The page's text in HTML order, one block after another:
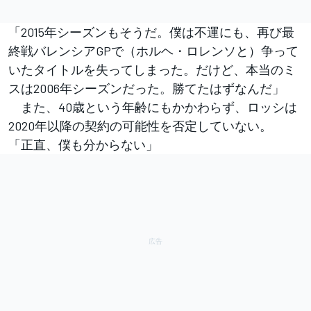
「2015年シーズンもそうだ。僕は不運にも、再び最
終戦バレンシアGPで（ホルヘ・ロレンソと）争って
いたタイトルを失ってしまった。だけど、本当のミ
スは2006年シーズンだった。勝てたはずなんだ」
また、40歳という年齢にもかかわらず、ロッシは
2020年以降の契約の可能性を否定していない。
「正直、僕も分からない」